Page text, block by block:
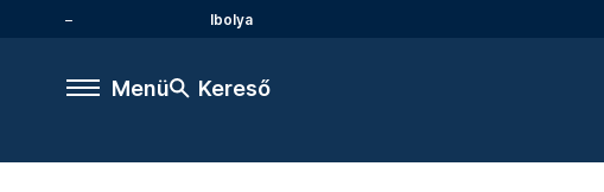
Ibolya
Menü Kereső